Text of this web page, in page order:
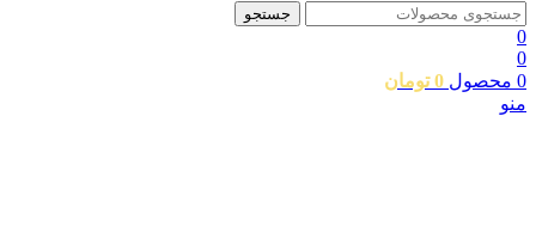
جستجو
0
0
0 محصول 0 تومان
منو